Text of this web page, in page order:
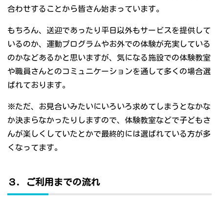
合わせすることから皆さん始まっています。
もちろん、送迎であったり平日以外もサービスを提供して
いるのか、運動プログラムやお外での体験が充実している
のかなどあるかと思いますが、気になる施設での体験教室
や職員さんとのコミュニケーションを通して多くの場合選
ばれております。
※ただ、お見合いみたいにいろいろ求めてしまうとなかな
か決まらなかったりしますので、体験教室などで子どもさ
んが楽しくしていたとかで最終的には選ばれている方が多
くなってます。
３．ご利用までの流れ